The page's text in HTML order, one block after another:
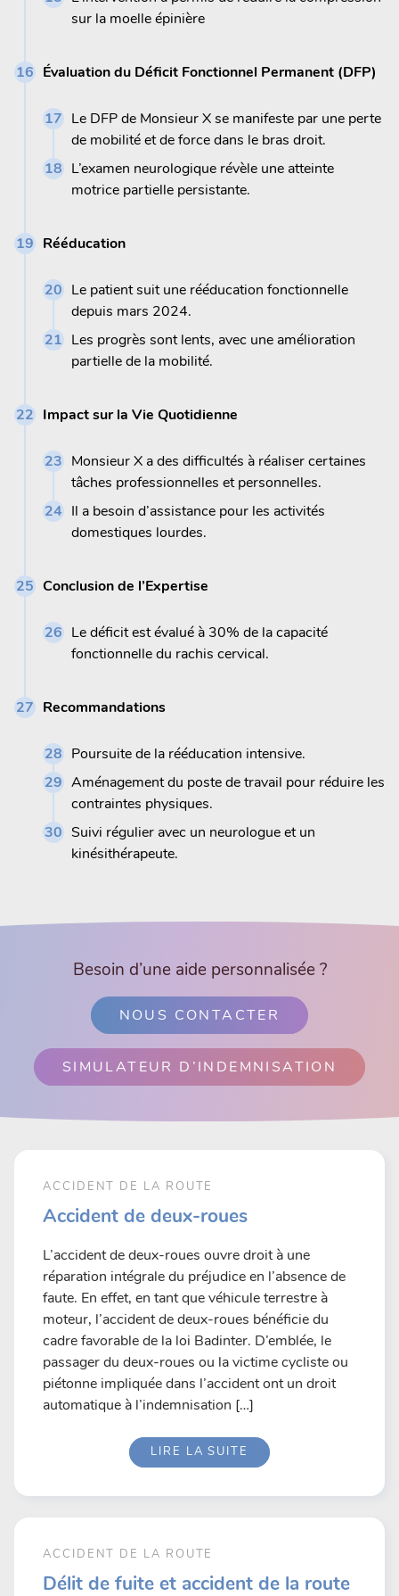
sur la moelle épinière
Évaluation du Déficit Fonctionnel Permanent (DFP)
Le DFP de Monsieur X se manifeste par une perte
de mobilité et de force dans le bras droit.
L’examen neurologique révèle une atteinte
motrice partielle persistante.
Rééducation
Le patient suit une rééducation fonctionnelle
depuis mars 2024.
Les progrès sont lents, avec une amélioration
partielle de la mobilité.
Impact sur la Vie Quotidienne
Monsieur X a des difficultés à réaliser certaines
tâches professionnelles et personnelles.
Il a besoin d’assistance pour les activités
domestiques lourdes.
Conclusion de l’Expertise
Le déficit est évalué à 30% de la capacité
fonctionnelle du rachis cervical.
Recommandations
Poursuite de la rééducation intensive.
Aménagement du poste de travail pour réduire les
contraintes physiques.
Suivi régulier avec un neurologue et un
kinésithérapeute.
Besoin d’une aide personnalisée ?
NOUS CONTACTER
SIMULATEUR D’INDEMNISATION
ACCIDENT DE LA ROUTE
Accident de deux-roues
L’accident de deux-roues ouvre droit à une
réparation intégrale du préjudice en l’absence de
faute. En effet, en tant que véhicule terrestre à
moteur, l’accident de deux-roues bénéficie du
cadre favorable de la loi Badinter. D’emblée, le
passager du deux-roues ou la victime cycliste ou
piétonne impliquée dans l’accident ont un droit
automatique à l’indemnisation […]
LIRE LA SUITE
ACCIDENT DE LA ROUTE
Délit de fuite et accident de la route